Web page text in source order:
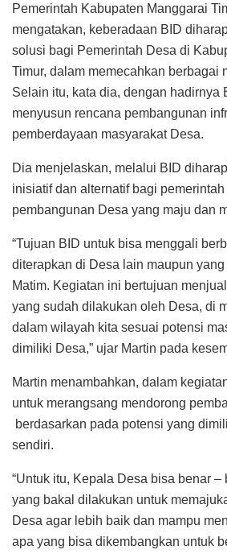
Pemerintah Kabupaten Manggarai
mengatakan, keberadaan BID
solusi bagi Pemerintah Desa di
Timur, dalam memecahkan berbagai
Selain itu, kata dia, dengan hadirnya
menyusun rencana pembangunan
pemberdayaan masyarakat Desa.
Dia menjelaskan, melalui BID
inisiatif dan alternatif bagi
pembangunan Desa yang maju dan
“Tujuan BID untuk bisa menggali
diterapkan di Desa lain maupun
Matim. Kegiatan ini bertujuan
yang sudah dilakukan oleh Desa, di
dalam wilayah kita sesuai potensi
dimiliki Desa,” ujar Martin pada
Martin menambahkan, dalam
untuk merangsang mendorong
berdasarkan pada potensi yang
sendiri.
“Untuk itu, Kepala Desa bisa benar –
yang bakal dilakukan untuk
Desa agar lebih baik dan mampu
apa yang bisa dikembangkan untuk